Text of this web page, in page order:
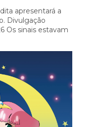
apresentará a
Divulgação
Os sinais estavam